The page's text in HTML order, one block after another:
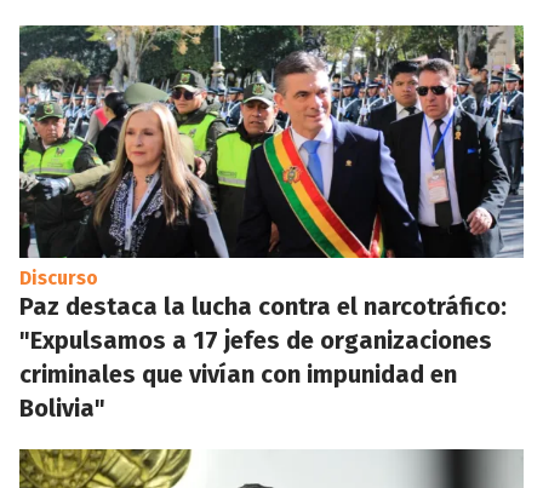
Discurso
Paz destaca la lucha contra el narcotráfico:
"Expulsamos a 17 jefes de organizaciones
criminales que vivían con impunidad en
Bolivia"